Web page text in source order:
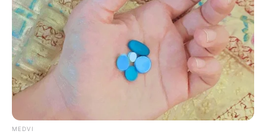
Men, You Don't Need Viagra If You Do This Once A
Day
MEDVI
MEDVI